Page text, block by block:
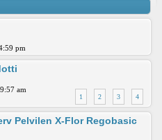
pm
1 2 3 4
am
Pelvilen X-Flor Regobasic